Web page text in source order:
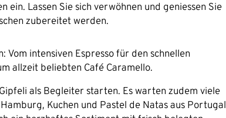
ein. Lassen Sie sich verwöhnen und geniessen Sie
zubereitet werden.
intensiven Espresso für den schnellen
allzeit beliebten Café Caramello.
als Begleiter starten. Es warten zudem viele
Kuchen und Pastel de Natas aus Portugal